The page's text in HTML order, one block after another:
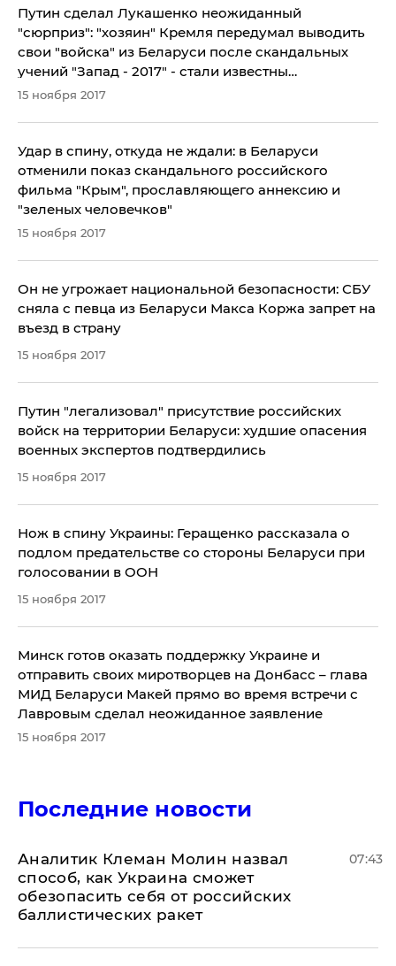
Путин сделал Лукашенко неожиданный
"сюрприз": "хозяин" Кремля передумал выводить
свои "войска" из Беларуси после скандальных
учений "Запад - 2017" - стали известны
сенсационные детали
15 ноября 2017
Удар в спину, откуда не ждали: в Беларуси
отменили показ скандального российского
фильма "Крым", прославляющего аннексию и
"зеленых человечков"
15 ноября 2017
Он не угрожает национальной безопасности: СБУ
сняла с певца из Беларуси Макса Коржа запрет на
въезд в страну
15 ноября 2017
Путин "легализовал" присутствие российских
войск на территории Беларуси: худшие опасения
военных экспертов подтвердились
15 ноября 2017
Нож в спину Украины: Геращенко рассказала о
подлом предательстве со стороны Беларуси при
голосовании в ООН
15 ноября 2017
Минск готов оказать поддержку Украине и
отправить своих миротворцев на Донбасс – глава
МИД Беларуси Макей прямо во время встречи с
Лавровым сделал неожиданное заявление
15 ноября 2017
Последние новости
Аналитик Клеман Молин назвал
способ, как Украина сможет
обезопасить себя от российских
баллистических ракет
07:43